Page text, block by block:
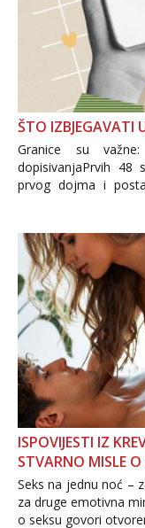
ŠTO IZBJEGAVATI
Granice su
dopisivanjaPrvih 48
prvog dojma i
Važno je izbjeći
informacija, jer
povjerenje. Takođe...
ISPOVIJESTI IZ
STVARNO MISLE O
Seks na jednu noć –
za druge emotivna
o seksu govori